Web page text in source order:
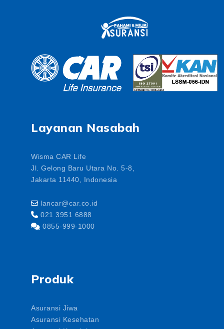
Layanan Nasabah
Wisma CAR Life
Jl. Gelong Baru Utara No. 5-8,
Jakarta 11440, Indonesia
lancar@car.co.id
021 3951 6888
0855-999-1000
Produk
Asuransi Jiwa
Asuransi Kesehatan